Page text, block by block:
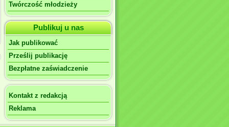
Twórczość młodzieży
Publikuj u nas
Jak publikować
Prześlij publikację
Bezpłatne zaświadczenie
Kontakt z redakcją
Reklama